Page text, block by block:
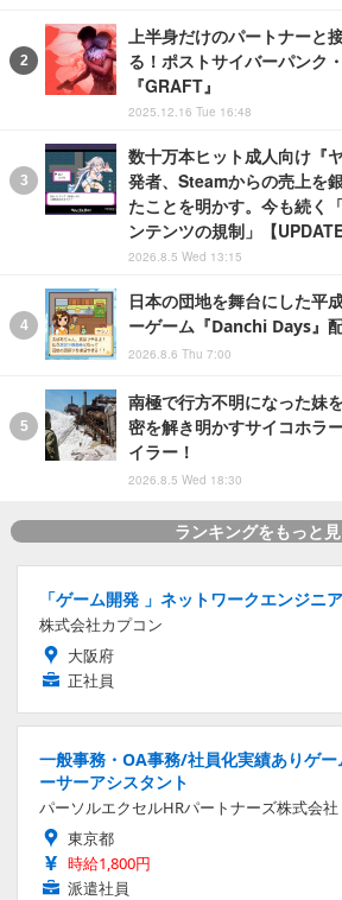
上半身だけのパートナーと
る！ポストサイバーパンク
『GRAFT』
2025.12.16 Tue 16:48
数十万本ヒット成人向け『
発者、Steamからの売上を
たことを明かす。今も続く
ンテンツの規制」【UPDATE
2026.8.5 Wed 13:15
日本の団地を舞台にした平
ーゲーム『Danchi Days』
2026.8.6 Thu 7:00
南極で行方不明になった妹
密を解き明かすサイコホラ
イラー！
2026.8.5 Wed 18:30
ランキングをもっと
「ゲーム開発 」ネットワークエンジニア
株式会社カプコン
大阪府
正社員
一般事務・OA事務/社員化実績ありゲ
ーサーアシスタント
パーソルエクセルHRパートナーズ株式会社
東京都
時給1,800円
派遣社員